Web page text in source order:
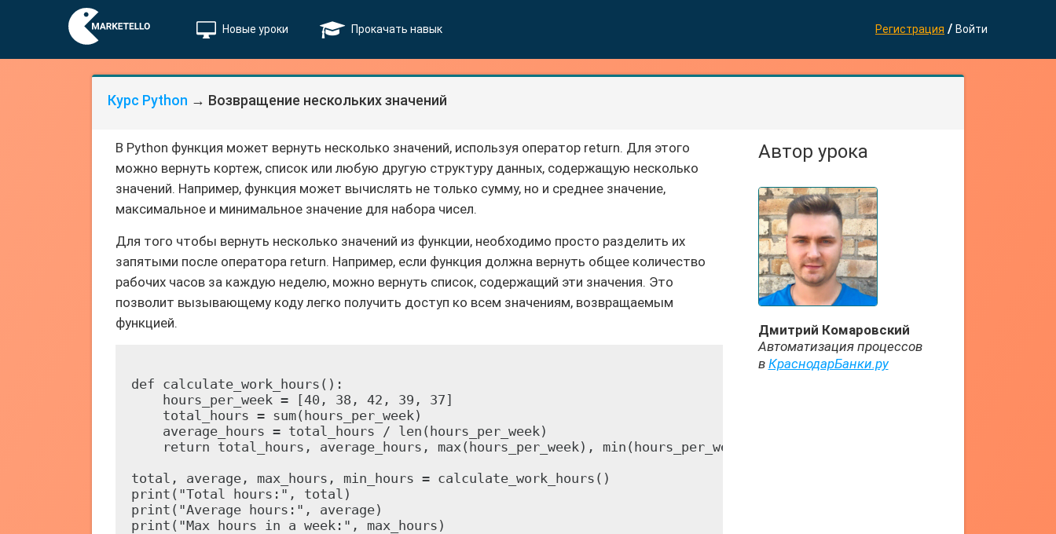
Новые уроки Прокачать навык Регистрация / Войти
Курс Python → Возвращение нескольких значений
В Python функция может вернуть несколько значений, используя оператор return. Для этого
можно вернуть кортеж, список или любую другую структуру данных, содержащую несколько
значений. Например, функция может вычислять не только сумму, но и среднее значение,
максимальное и минимальное значение для набора чисел.
Для того чтобы вернуть несколько значений из функции, необходимо просто разделить их
запятыми после оператора return. Например, если функция должна вернуть общее количество
рабочих часов за каждую неделю, можно вернуть список, содержащий эти значения. Это
позволит вызывающему коду легко получить доступ ко всем значениям, возвращаемым
функцией.
def calculate_work_hours():
    hours_per_week = [40, 38, 42, 39, 37]
    total_hours = sum(hours_per_week)
    average_hours = total_hours / len(hours_per_week)
    return total_hours, average_hours, max(hours_per_week), min(hours_per_week)
total, average, max_hours, min_hours = calculate_work_hours()
print("Total hours:", total)
print("Average hours:", average)
print("Max hours in a week:", max_hours)
Автор урока
Дмитрий Комаровский
Автоматизация процессов
в КраснодарБанки.ру